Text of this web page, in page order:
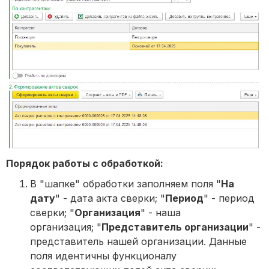
Порядок работы с обработкой:
В "шапке" обработки заполняем поля "На
дату" - дата акта сверки; "Период" - период
сверки; "Организация" - наша
организация; "Представитель организации" -
представитель нашей организации. Данные
поля идентичны функционалу